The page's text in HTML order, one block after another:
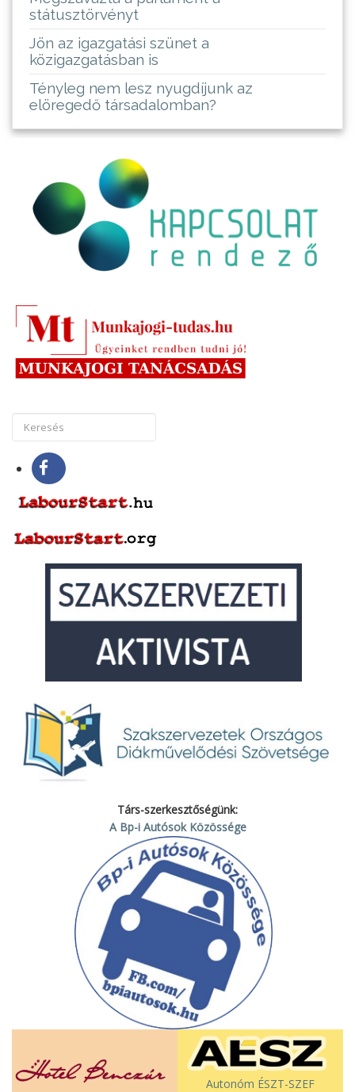
státusztörvényt
Jön az igazgatási szünet a
közigazgatásban is
Tényleg nem lesz nyugdíjunk az
elöregedő társadalomban?
Társ-szerkesztőségünk:
A Bp-i Autósok Közössége
Autonóm ÉSZT-SZEF